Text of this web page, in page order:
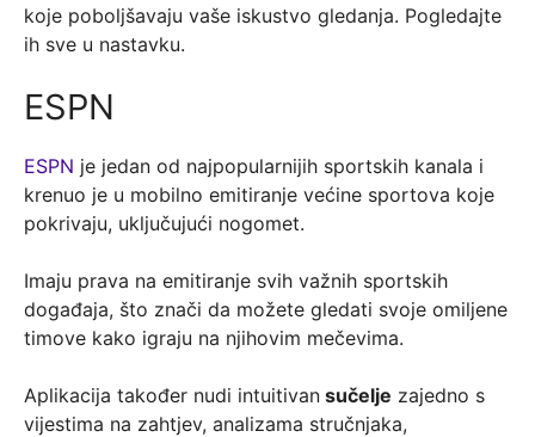
koje poboljšavaju vaše iskustvo gledanja. Pogledajte
ih sve u nastavku.
ESPN
ESPN je jedan od najpopularnijih sportskih kanala i
krenuo je u mobilno emitiranje većine sportova koje
pokrivaju, uključujući nogomet.
Imaju prava na emitiranje svih važnih sportskih
događaja, što znači da možete gledati svoje omiljene
timove kako igraju na njihovim mečevima.
Aplikacija također nudi intuitivan sučelje zajedno s
vijestima na zahtjev, analizama stručnjaka,